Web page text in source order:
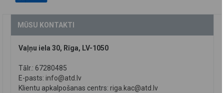
MŪSU KONTAKTI
Vaļņu iela 30, Rīga, LV-1050
Tālr.: 67280485
E-pasts: info@atd.lv
Klientu apkalpošanas centrs: riga.kac@atd.lv